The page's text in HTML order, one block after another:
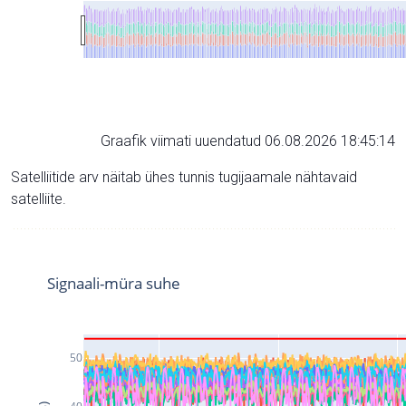
Graafik viimati uuendatud 06.08.2026 18:45:14
Satelliitide arv näitab ühes tunnis tugijaamale nähtavaid
satelliite.
50
Signaali-müra suhe